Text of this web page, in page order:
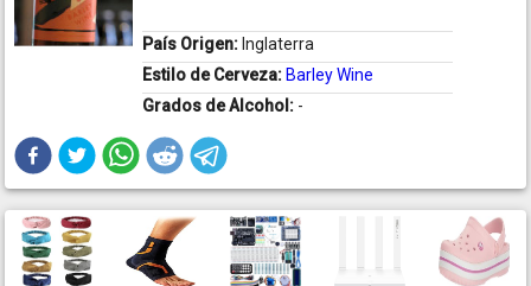
País Origen: Inglaterra
Estilo de Cerveza: Barley Wine
Grados de Alcohol: -